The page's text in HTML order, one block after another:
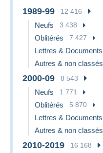
1989-99 12 416
Neufs 3 438
Oblitérés 7 427
Lettres & Documents
Autres & non classés
2000-09 8 543
Neufs 1 771
Oblitérés 5 870
Lettres & Documents
Autres & non classés
2010-2019 16 168